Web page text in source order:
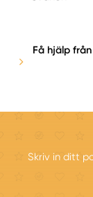
Få hjälp
Skriv in ditt